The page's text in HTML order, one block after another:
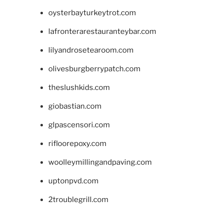
oysterbayturkeytrot.com
lafronterarestauranteybar.com
lilyandrosetearoom.com
olivesburgberrypatch.com
theslushkids.com
giobastian.com
glpascensori.com
rifloorepoxy.com
woolleymillingandpaving.com
uptonpvd.com
2troublegrill.com